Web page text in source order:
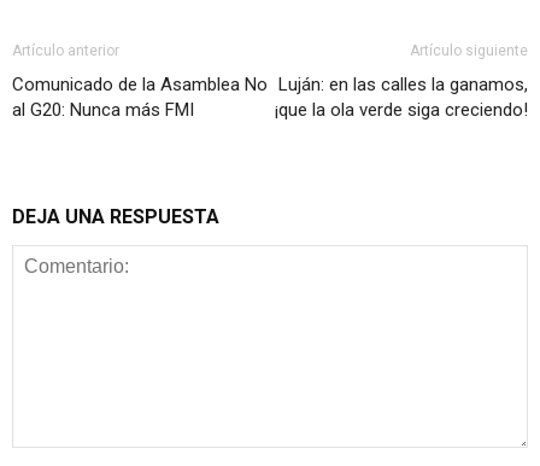
Artículo anterior
Comunicado de la Asamblea No
al G20: Nunca más FMI
Artículo siguiente
Luján: en las calles la ganamos,
¡que la ola verde siga creciendo!
DEJA UNA RESPUESTA